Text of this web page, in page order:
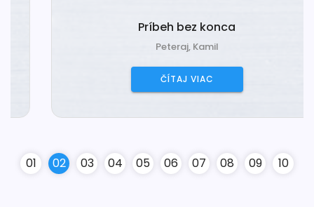
Príbeh bez konca
Peteraj, Kamil
ČÍTAJ VIAC
01 02 03 04 05 06 07 08 09 10